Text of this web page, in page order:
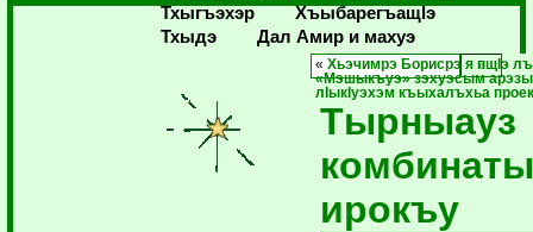
Тхыгъэхэр
Хъыбарегъащlэ
Тхыдэ
Дал Амир и махуэ
«Хьэчимрэ Борисрэ я пщIэ
«Мэшыкъуэ» зэхуэсым
лIыкIуэхэм къыхалъхьа
Тырныауз
ирокъу